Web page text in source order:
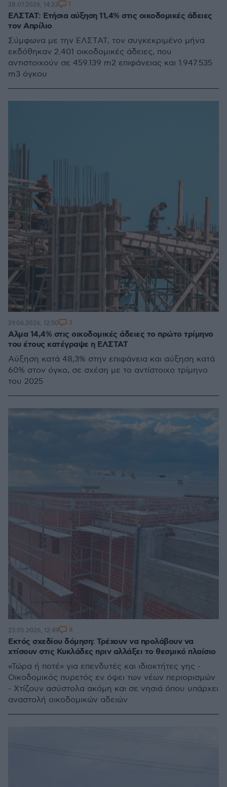
ΕΛΣΤΑΤ: Ετήσια αύξηση 11,4% στις οικοδομικές άδειες
τον Απρίλιο
Σύμφωνα με την ΕΛΣΤΑΤ, τον συγκεκριμένο μήνα
εκδόθηκαν 2.401 οικοδομικές άδειες, που
αντιστοιχούν σε 459.139 m2 επιφάνειας και 1.947.535
m3 όγκου
28.07.2026, 14:23 1
Αλμα 14,4% στις οικοδομικές άδειες το πρώτο τρίμηνο
του έτους κατέγραψε η ΕΛΣΤΑΤ
Αύξηση κατά 48,3% στην επιφάνεια και αύξηση κατά
60% στον όγκο, σε σχέση με το αντίστοιχο τρίμηνο
του 2025
29.06.2026, 12:50 3
Eκτός σχεδίου δόμηση: Τρέχουν να προλάβουν να
χτίσουν στις Κυκλάδες πριν αλλάξει το θεσμικό πλαίσιο
«Τώρα ή ποτέ» για επενδυτές και ιδιοκτήτες γης -
Οικοδομικός πυρετός εν όψει των νέων περιορισμών
- Χτίζουν ασύστολα ακόμη και σε νησιά όπου υπάρχει
αναστολή οικοδομικών αδειών
23.05.2026, 12:49 8